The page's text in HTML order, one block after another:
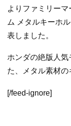
よりファミリー
ム メタルキーホ
表しました。
ホンダの絶版人
た、メタル素材の
[/feed-ignore]